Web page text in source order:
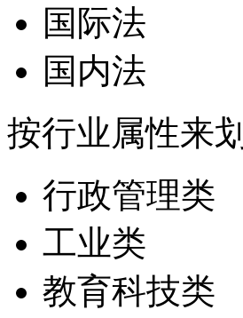
国际法
国内法
按行业属性来
行政管理类
工业类
教育科技类